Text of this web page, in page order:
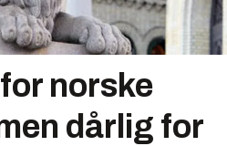
norske
dårlig for